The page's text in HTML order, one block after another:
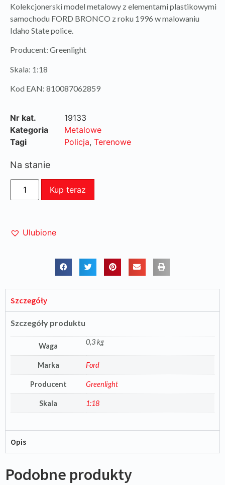
Kolekcjonerski model metalowy z elementami plastikowymi
samochodu FORD BRONCO z roku 1996 w malowaniu
Idaho State police.
Producent: Greenlight
Skala: 1:18
Kod EAN: 810087062859
Nr kat.
19133
Kategoria
Metalowe
Tagi
Policja, Terenowe
Na stanie
Kup teraz
Ulubione
Szczegóły
Szczegóły produktu
Waga 0,3 kg
Marka Ford
Producent Greenlight
Skala 1:18
Opis
Podobne produkty